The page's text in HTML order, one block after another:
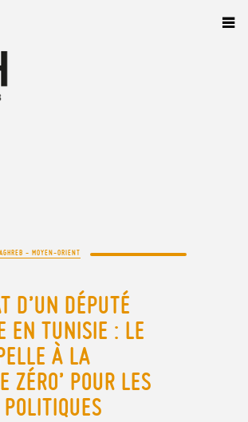
- MOYEN-ORIENT
D’UN DÉPUTÉ
EN TUNISIE : LE
À LA
ZÉRO’ POUR LES